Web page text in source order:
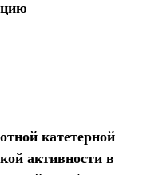
катетерной
активности в